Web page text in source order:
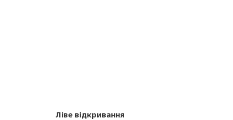
Ліве відкривання